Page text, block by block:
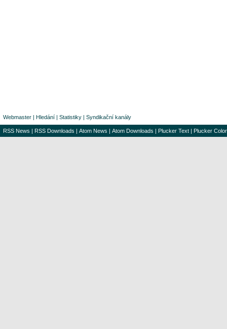
Webmaster | Hledání | Statistiky | Syndikační kanály
RSS News | RSS Downloads | Atom News | Atom Downloads | Plucker Text | Plucker Color